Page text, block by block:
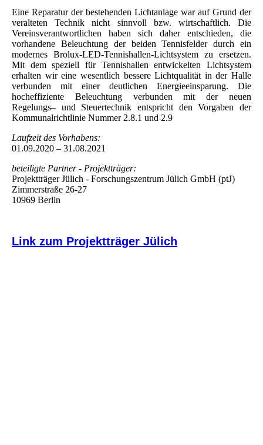
Eine Reparatur der bestehenden Lichtanlage war auf Grund der
veralteten Technik nicht sinnvoll bzw. wirtschaftlich. Die
Vereinsverantwortlichen haben sich daher entschieden, die
vorhandene Beleuchtung der beiden Tennisfelder durch ein
modernes Brolux-LED-Tennishallen-Lichtsystem zu ersetzen.
Mit dem speziell für Tennishallen entwickelten Lichtsystem
erhalten wir eine wesentlich bessere Lichtqualität in der Halle
verbunden mit einer deutlichen Energieeinsparung. Die
hocheffiziente Beleuchtung verbunden mit der neuen
Regelungs– und Steuertechnik entspricht den Vorgaben der
Kommunalrichtlinie Nummer 2.8.1 und 2.9
Laufzeit des Vorhabens:
01.09.2020 – 31.08.2021
beteiligte Partner - Projektträger:
Projektträger Jülich - Forschungszentrum Jülich GmbH (ptJ)
Zimmerstraße 26-27
10969 Berlin
Link zum Projektträger Jülich